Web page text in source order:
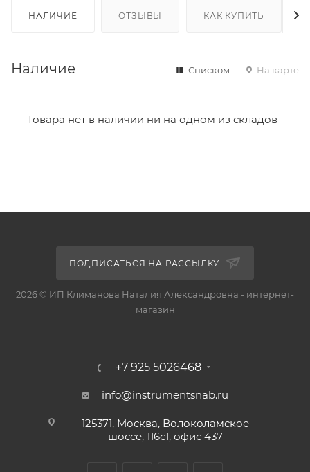
НАЛИЧИЕ ОТЗЫВЫ КАК КУПИТЬ
Наличие Списком На карте
Товара нет в наличии ни на одном из складов
ПОДПИСАТЬСЯ НА РАССЫЛКУ
2026 © ИП Климанова Наталия Александровна - интернет-
магазин
+7 925 5026468
info@instrumentsnab.ru
125371, Москва, Волоколамское
шоссе, 116с1, офис 437